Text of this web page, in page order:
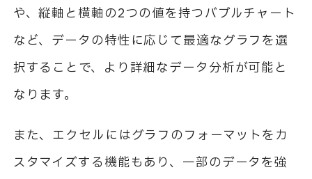
や、縦軸と横軸の2つの値を持つバブルチャート
など、データの特性に応じて最適なグラフを選
択することで、より詳細なデータ分析が可能と
なります。
また、エクセルにはグラフのフォーマットをカ
スタマイズする機能もあり、一部のデータを強